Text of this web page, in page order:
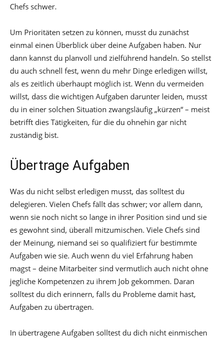
Chefs schwer.
Um Prioritäten setzen zu können, musst du zunächst
einmal einen Überblick über deine Aufgaben haben. Nur
dann kannst du planvoll und zielführend handeln. So stellst
du auch schnell fest, wenn du mehr Dinge erledigen willst,
als es zeitlich überhaupt möglich ist. Wenn du vermeiden
willst, dass die wichtigen Aufgaben darunter leiden, musst
du in einer solchen Situation zwangsläufig „kürzen“ – meist
betrifft dies Tätigkeiten, für die du ohnehin gar nicht
zuständig bist.
Übertrage Aufgaben
Was du nicht selbst erledigen musst, das solltest du
delegieren. Vielen Chefs fällt das schwer; vor allem dann,
wenn sie noch nicht so lange in ihrer Position sind und sie
es gewohnt sind, überall mitzumischen. Viele Chefs sind
der Meinung, niemand sei so qualifiziert für bestimmte
Aufgaben wie sie. Auch wenn du viel Erfahrung haben
magst – deine Mitarbeiter sind vermutlich auch nicht ohne
jegliche Kompetenzen zu ihrem Job gekommen. Daran
solltest du dich erinnern, falls du Probleme damit hast,
Aufgaben zu übertragen.
In übertragene Aufgaben solltest du dich nicht einmischen